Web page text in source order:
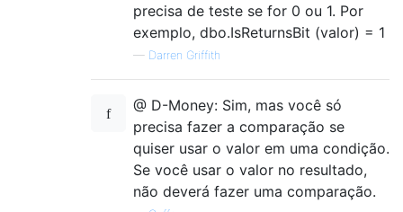
precisa de teste se for 0 ou 1. Por
exemplo, dbo.IsReturnsBit (valor) = 1
— Darren Griffith
@ D-Money: Sim, mas você só
precisa fazer a comparação se
quiser usar o valor em uma condição.
Se você usar o valor no resultado,
não deverá fazer uma comparação.